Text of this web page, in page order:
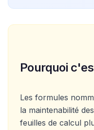
Pourquoi
Les formules
la maintenabilité
feuilles de calcul